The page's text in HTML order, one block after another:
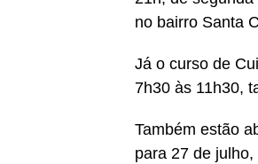
no bairro Santa
Já o curso de
7h30 às 11h30,
Também estão
para 27 de